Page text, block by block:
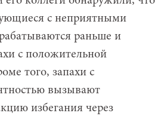
с неприятными
раньше и
с положительной
того, запахи с
вызывают
избегания через